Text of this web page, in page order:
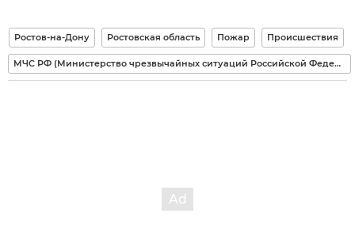
Ростов-на-Дону Ростовская область Пожар Происшествия
МЧС РФ (Министерство чрезвычайных ситуаций Российской Федерации)